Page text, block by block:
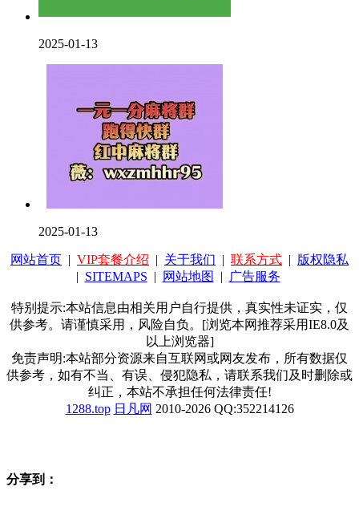
2025-01-13
2025-01-13
网站首页 | VIP套餐介绍 | 关于我们 | 联系方式 | 版权隐私
| SITEMAPS | 网站地图 | 广告服务
特别提示:本站信息由相关用户自行提供，真实性未证实，仅
供参考。请谨慎采用，风险自负。[浏览本网推荐采用IE8.0及
以上浏览器]
免责声明:本站部分资源来自互联网或网友发布，所有数据仅
供参考，如有不当、有误、侵犯隐私，请联系我们及时删除或
纠正，本站不承担任何法律责任!
1288.top 日凡网 2010-2026 QQ:352214126
分享到：